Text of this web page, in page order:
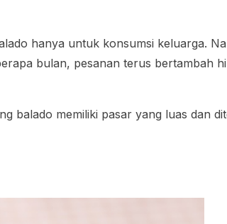
hanya untuk konsumsi keluarga.
bulan, pesanan terus bertambah
balado memiliki pasar yang luas dan